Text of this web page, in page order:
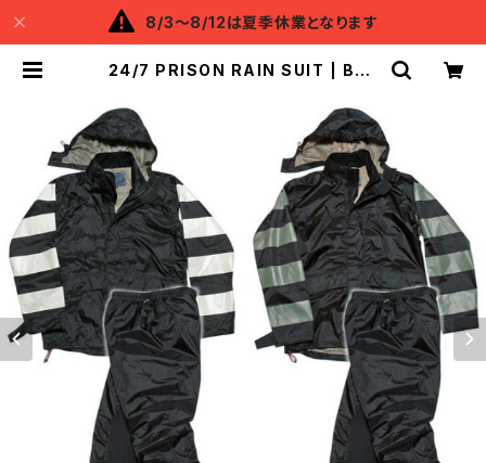
8/3～8/12は夏季休業となります
24/7 PRISON RAIN SUIT | Bac